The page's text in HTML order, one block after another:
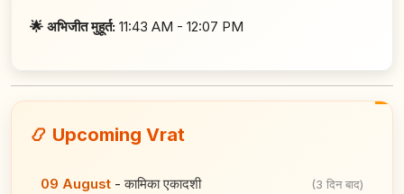
🌟 अभिजीत मुहूर्त: 11:43 AM - 12:07 PM
📿 Upcoming Vrat
09 August -कामिका एकादशी (3 दिन बाद)